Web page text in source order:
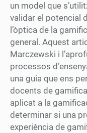
un model que
validar el potencial
l’òptica de la
general. Aquest
Marczewski i
processos
una guia que ens
docents de
aplicat a la
determinar si una
experiència de